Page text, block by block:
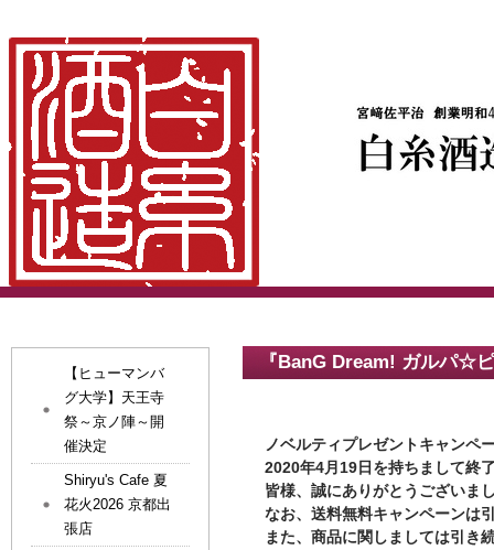
『BanG Dream! ガルパ☆
ノベルティプレゼントキャンペ
​2020年4月19日を持ちまして終
皆様、誠にありがとうございま
なお、送料無料キャンペーンは
また、商品に関しましては引き
【ヒューマンバ
グ大学】天王寺
祭～京ノ陣～開
催決定
Shiryu's Cafe 夏
花火2026 京都出
張店